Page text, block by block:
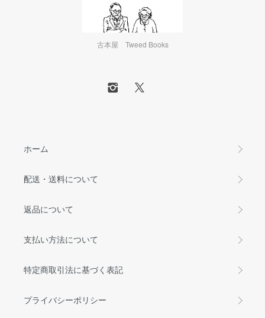
古本屋 Tweed Books
ホーム
配送・送料について
返品について
支払い方法について
特定商取引法に基づく表記
プライバシーポリシー